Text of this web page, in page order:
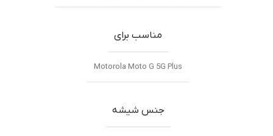
مناسب برای
Motorola Moto G 5G Plus
جنس شیشه